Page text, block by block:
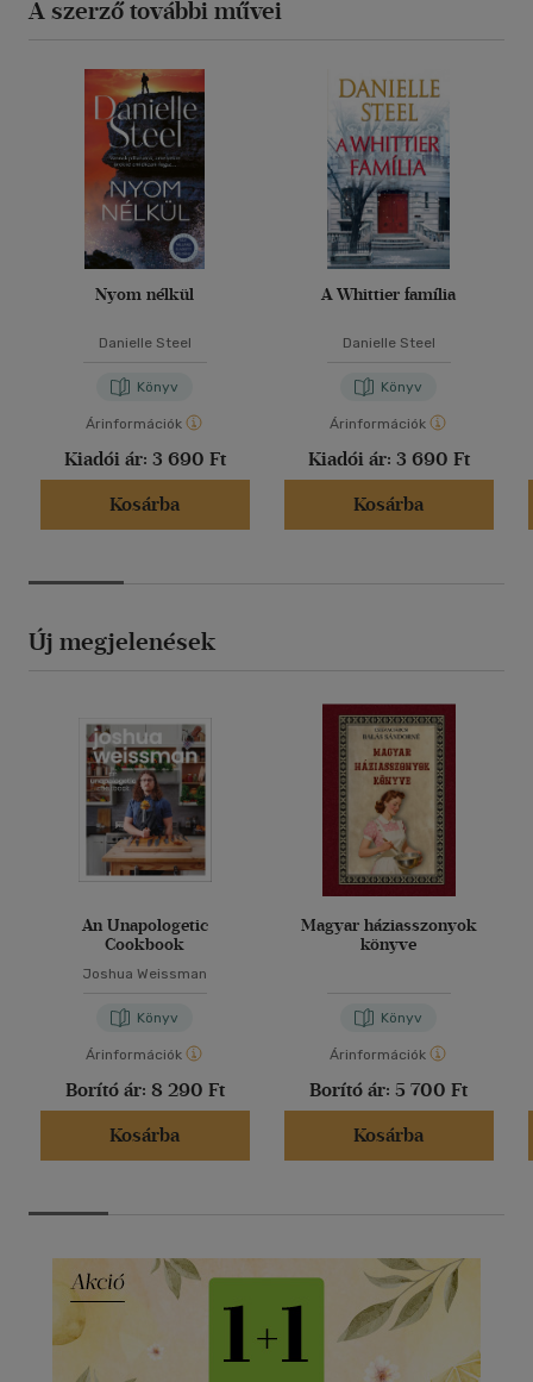
A szerző további művei
Nyom nélkül
Danielle Steel
Könyv
Árinformációk
Kiadói ár: 3 690 Ft
Kosárba
A Whittier família
Danielle Steel
Könyv
Árinformációk
Kiadói ár: 3 690 Ft
Kosárba
Új megjelenések
An Unapologetic
Cookbook
Joshua Weissman
Könyv
Árinformációk
Borító ár: 8 290 Ft
Kosárba
Magyar háziasszonyok
könyve
Könyv
Árinformációk
Borító ár: 5 700 Ft
Kosárba